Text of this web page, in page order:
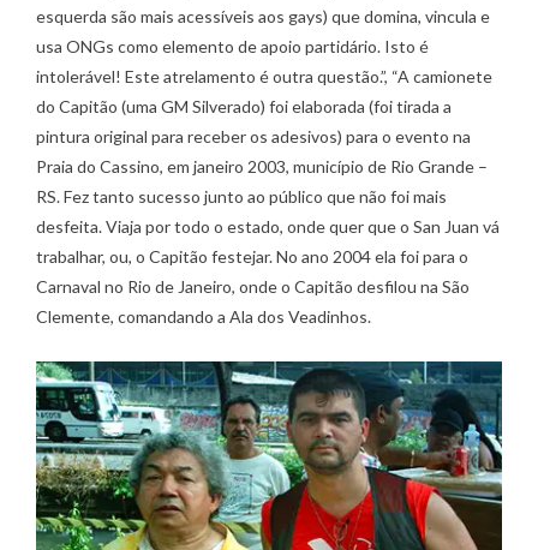
esquerda são mais acessíveis aos gays) que domina, vincula e
usa ONGs como elemento de apoio partidário. Isto é
intolerável! Este atrelamento é outra questão.”, “A camionete
do Capitão (uma GM Silverado) foi elaborada (foi tirada a
pintura original para receber os adesivos) para o evento na
Praia do Cassino, em janeiro 2003, município de Rio Grande –
RS. Fez tanto sucesso junto ao público que não foi mais
desfeita. Viaja por todo o estado, onde quer que o San Juan vá
trabalhar, ou, o Capitão festejar. No ano 2004 ela foi para o
Carnaval no Rio de Janeiro, onde o Capitão desfilou na São
Clemente, comandando a Ala dos Veadinhos.